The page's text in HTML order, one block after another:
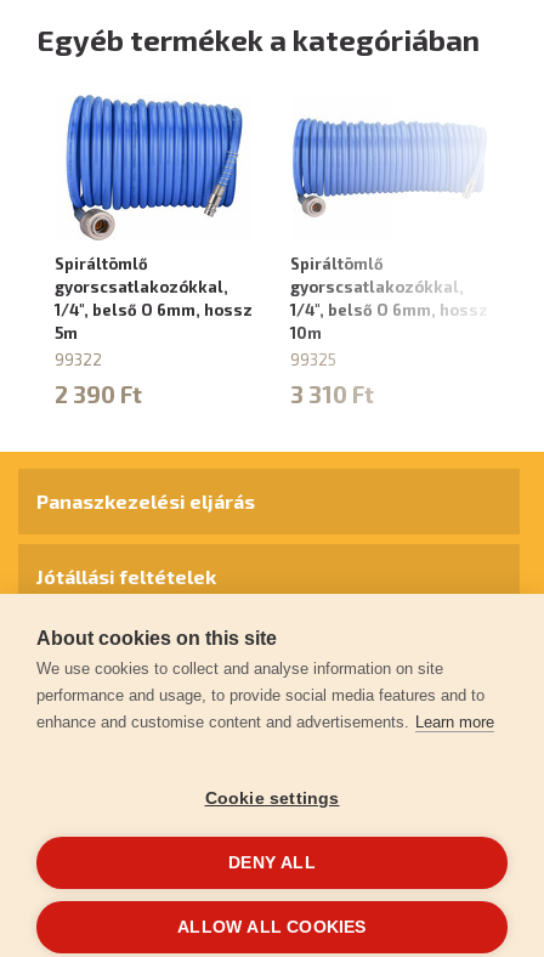
Egyéb termékek a kategóriában
Spiráltömlő
gyorscsatlakozókkal,
1/4", belső O 6mm, hossz
5m
99322
2 390 Ft
Spiráltömlő
gyorscsatlakozókkal,
1/4", belső O 6mm, hossz
10m
99325
3 310 Ft
© 2026extol.hu- Minden jog fenntartva
Panaszkezelési eljárás
Jótállási feltételek
Személyes adatok védelme
Kapcsolat
Garancia regisztráció
LétrehoztaFEO
About cookies on this site
We use cookies to collect and analyse information on site
performance and usage, to provide social media features and to
enhance and customise content and advertisements. Learn more
Cookie settings
DENY ALL
ALLOW ALL COOKIES